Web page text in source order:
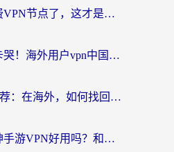
别再苦苦寻找免费VPN节点了，这才是海外访问国内资源的正确姿势
别再被地区限制卡哭！海外用户vpn中国下载全攻略，无缝刷剧办公社交
App Store VPN 推荐：在海外，如何找回那扇回家的“任意门”？
海外党实测：雷神手游VPN好用吗？和闪电VPN对比哪个回国效果更好？附小众工具深度测评